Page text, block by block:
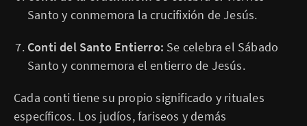
Santo y conmemora la crucifixión de Jesús.
Conti del Santo Entierro: Se celebra el Sábado
Santo y conmemora el entierro de Jesús.
Cada conti tiene su propio significado y rituales
específicos. Los judíos, fariseos y demás